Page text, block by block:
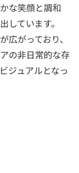
な笑顔と調和
しています。
がっており、
の非日常的な存
ジュアルとなっ